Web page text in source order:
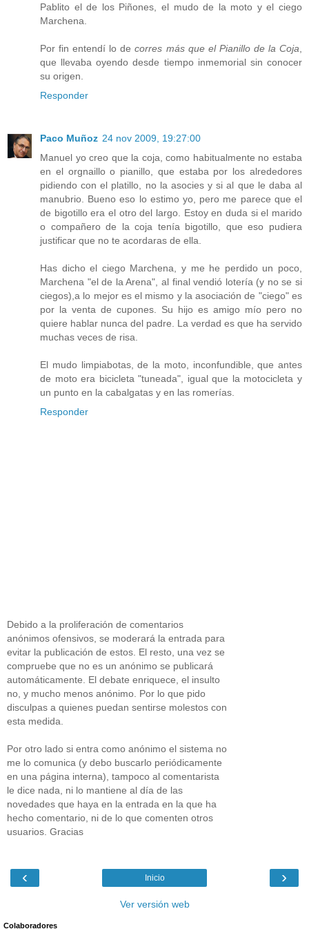
Pablito el de los Piñones, el mudo de la moto y el ciego
Marchena.
Por fin entendí lo decorres más que el Pianillo de la Coja
que llevaba oyendo desde tiempo inmemorial sin conocer
su origen.
Responder
Paco Muñoz 24 nov 2009, 19:27:00
Manuel yo creo que la coja, como habitualmente no estaba
en el orgnaillo o pianillo, que estaba por los alrededores
pidiendo con el platillo, no la asocies y si al que le daba al
manubrio. Bueno eso lo estimo yo, pero me parece que el
de bigotillo era el otro del largo. Estoy en duda si el marido
o compañero de la coja tenía bigotillo, que eso pudiera
justificar que no te acordaras de ella.
Has dicho el ciego Marchena, y me he perdido un poco,
Marchena "el de la Arena", al final vendió lotería (y no se si
ciegos),a lo mejor es el mismo y la asociación de "ciego" es
por la venta de cupones. Su hijo es amigo mío pero no
quiere hablar nunca del padre. La verdad es que ha servido
muchas veces de risa.
El mudo limpiabotas, de la moto, inconfundible, que antes
de moto era bicicleta "tuneada", igual que la motocicleta y
un punto en la cabalgatas y en las romerías.
Responder
Debido a la proliferación de comentarios
anónimos ofensivos, se moderará la entrada para
evitar la publicación de estos. El resto, una vez se
compruebe que no es un anónimo se publicará
automáticamente. El debate enriquece, el insulto
no, y mucho menos anónimo. Por lo que pido
disculpas a quienes puedan sentirse molestos con
esta medida.
Por otro lado si entra como anónimo el sistema no
me lo comunica (y debo buscarlo periódicamente
en una página interna), tampoco al comentarista
le dice nada, ni lo mantiene al día de las
novedades que haya en la entrada en la que ha
hecho comentario, ni de lo que comenten otros
usuarios. Gracias
‹ ›
Inicio
Ver versión web
Colaboradores